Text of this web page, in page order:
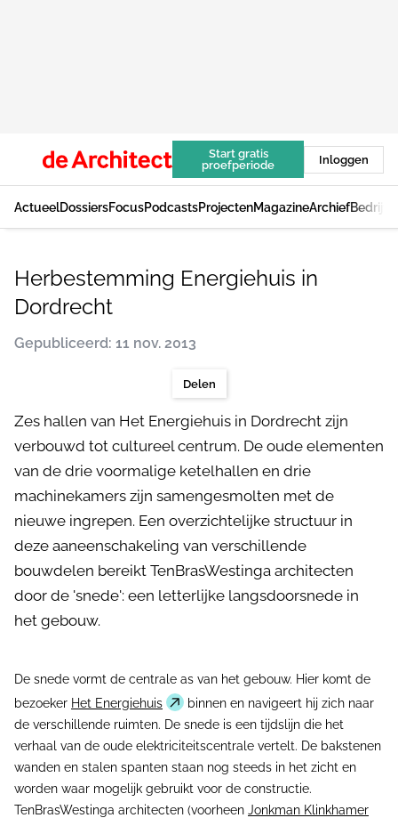
Start gratis
proefperiode
Inloggen
ActueelDossiersFocusPodcastsProjectenMagazineArchief
Herbestemming Energiehuis in
Dordrecht
Gepubliceerd: 11 nov. 2013
Delen
Zes hallen van Het Energiehuis in Dordrecht zijn
verbouwd tot cultureel centrum. De oude elementen
van de drie voormalige ketelhallen en drie
machinekamers zijn samengesmolten met de
nieuwe ingrepen. Een overzichtelijke structuur in
deze aaneenschakeling van verschillende
bouwdelen bereikt TenBrasWestinga architecten
door de 'snede': een letterlijke langsdoorsnede in
het gebouw.
De snede vormt de centrale as van het gebouw. Hier komt de
bezoeker Het Energiehuis
binnen en navigeert hij zich naar
de verschillende ruimten. De snede is een tijdslijn die het
verhaal van de oude elektriciteitscentrale vertelt. De bakstenen
wanden en stalen spanten staan nog steeds in het zicht en
worden waar mogelijk gebruikt voor de constructie.
TenBrasWestinga architecten (voorheen Jonkman Klinkhamer